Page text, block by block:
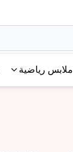
ملابس رياضية